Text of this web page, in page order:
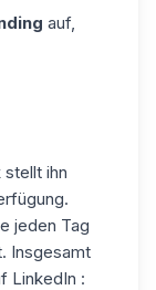
auf,
ihn
jeden Tag
Insgesamt
LinkedIn :